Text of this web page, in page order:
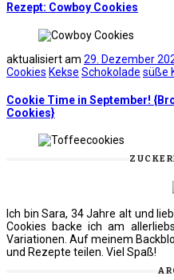
Rezept: Cowboy Cookies
aktualisiert am 29. Dezember
Cookies Kekse Schokolade süße
Cookie Time in September!
Cookies}
Ich bin Sara, 34 Jahre alt und
Cookies backe ich am
Variationen. Auf meinem
und Rezepte teilen. Viel Spaß!